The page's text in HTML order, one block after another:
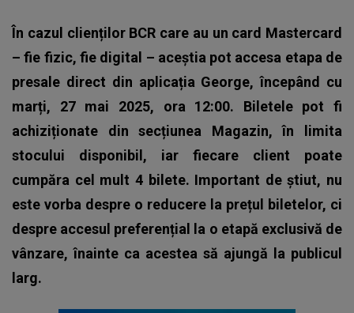
În cazul clienților BCR care au un card Mastercard
– fie fizic, fie digital – aceștia pot accesa etapa de
presale direct din aplicația George, începând cu
marți, 27 mai 2025, ora 12:00. Biletele pot fi
achiziționate din secțiunea Magazin, în limita
stocului disponibil, iar fiecare client poate
cumpăra cel mult 4 bilete. Important de știut, nu
este vorba despre o reducere la prețul biletelor, ci
despre accesul preferențial la o etapă exclusivă de
vânzare, înainte ca acestea să ajungă la publicul
larg.